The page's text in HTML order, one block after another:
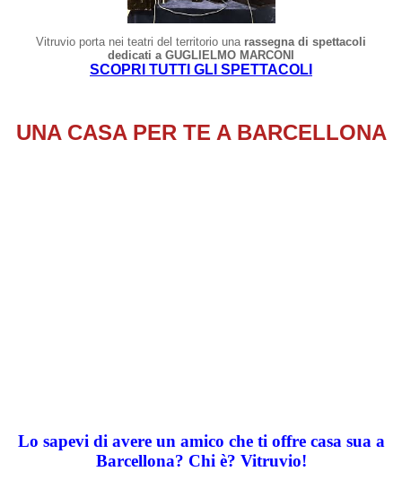
Vitruvio porta nei teatri del territorio una rassegna di spettacoli
dedicati a GUGLIELMO MARCONI
SCOPRI TUTTI GLI SPETTACOLI
UNA CASA PER TE A BARCELLONA
Lo sapevi di avere un amico che ti offre casa sua a
Barcellona? Chi è? Vitruvio!